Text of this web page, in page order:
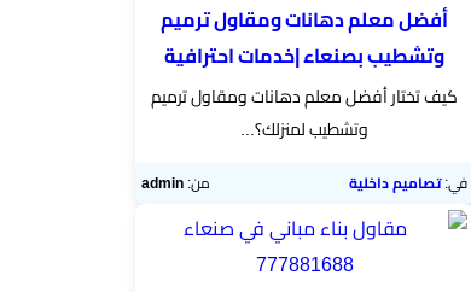
أفضل معلم دهانات ومقاول ترميم
وتشطيب بصنعاء |خدمات احترافية
كيف تختار أفضل معلم دهانات ومقاول ترميم
وتشطيب لمنزلك؟...
في:تصاميم داخلية من:admin